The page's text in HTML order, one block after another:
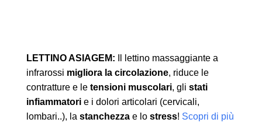
LETTINO ASIAGEM:
Il lettino massaggiante a
infrarossi migliora la circolazione, riduce le
contratture e le tensioni muscolari, gli stati
infiammatori e i dolori articolari (cervicali,
lombari..), la stanchezzae lo stress! Scopri di più